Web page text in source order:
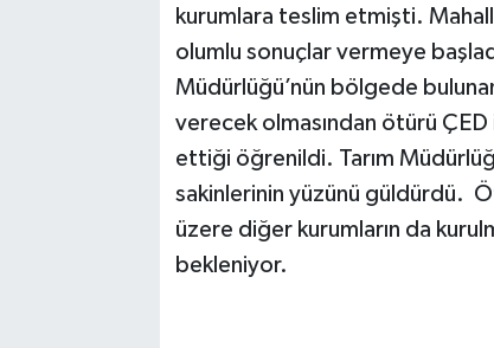
kurumlara teslim etmişti.
olumlu sonuçlar vermeye
Müdürlüğü’nün bölgede
verecek olmasından ötürü
ettiği öğrenildi. Tarım
sakinlerinin yüzünü güldürdü.
üzere diğer kurumların da
bekleniyor.